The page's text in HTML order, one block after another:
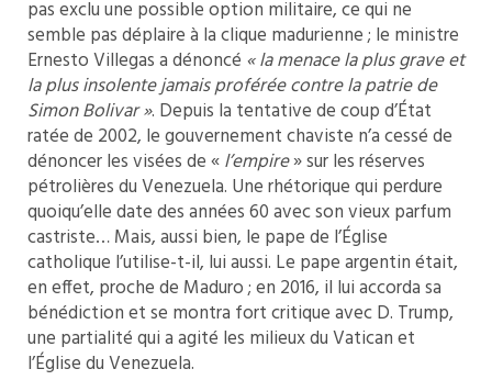
pas exclu une possible option militaire, ce qui ne
semble pas déplaire à la clique madurienne ; le ministre
Ernesto Villegas a dénoncé « la menace la plus grave et
la plus insolente jamais proférée contre la patrie de
Simon Bolivar ». Depuis la tentative de coup d’État
ratée de 2002, le gouvernement chaviste n’a cessé de
dénoncer les visées de «l’empire» sur les réserves
pétrolières du Venezuela. Une rhétorique qui perdure
quoiqu’elle date des années 60 avec son vieux parfum
castriste… Mais, aussi bien, le pape de l’Église
catholique l’utilise-t-il, lui aussi. Le pape argentin était,
en effet, proche de Maduro ; en 2016, il lui accorda sa
bénédiction et se montra fort critique avec D. Trump,
une partialité qui a agité les milieux du Vatican et
l’Église du Venezuela.